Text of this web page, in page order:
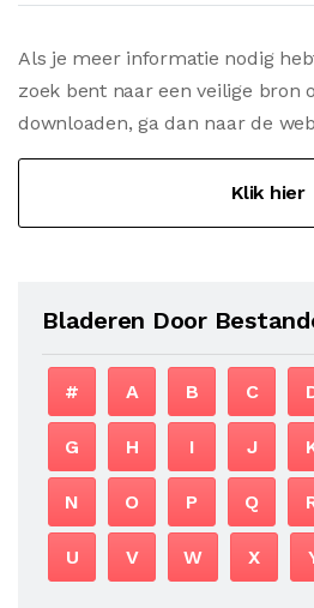
Als je meer informatie nodig
zoek bent naar een veilige bron
downloaden, ga dan naar de
Klik hier
Bladeren Door
# A B C
G H I J
N O P Q
U V W X